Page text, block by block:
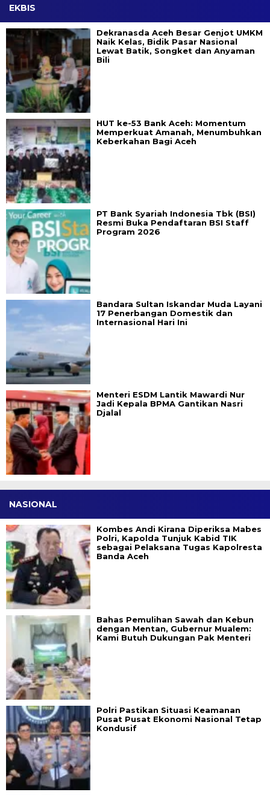
EKBIS
Dekranasda Aceh Besar Genjot UMKM
Naik Kelas, Bidik Pasar Nasional
Lewat Batik, Songket dan Anyaman
Bili
HUT ke-53 Bank Aceh: Momentum
Memperkuat Amanah, Menumbuhkan
Keberkahan Bagi Aceh
PT Bank Syariah Indonesia Tbk (BSI)
Resmi Buka Pendaftaran BSI Staff
Program 2026
Bandara Sultan Iskandar Muda Layani
17 Penerbangan Domestik dan
Internasional Hari Ini
Menteri ESDM Lantik Mawardi Nur
Jadi Kepala BPMA Gantikan Nasri
Djalal
NASIONAL
Kombes Andi Kirana Diperiksa Mabes
Polri, Kapolda Tunjuk Kabid TIK
sebagai Pelaksana Tugas Kapolresta
Banda Aceh
Bahas Pemulihan Sawah dan Kebun
dengan Mentan, Gubernur Mualem:
Kami Butuh Dukungan Pak Menteri
Polri Pastikan Situasi Keamanan
Pusat Pusat Ekonomi Nasional Tetap
Kondusif